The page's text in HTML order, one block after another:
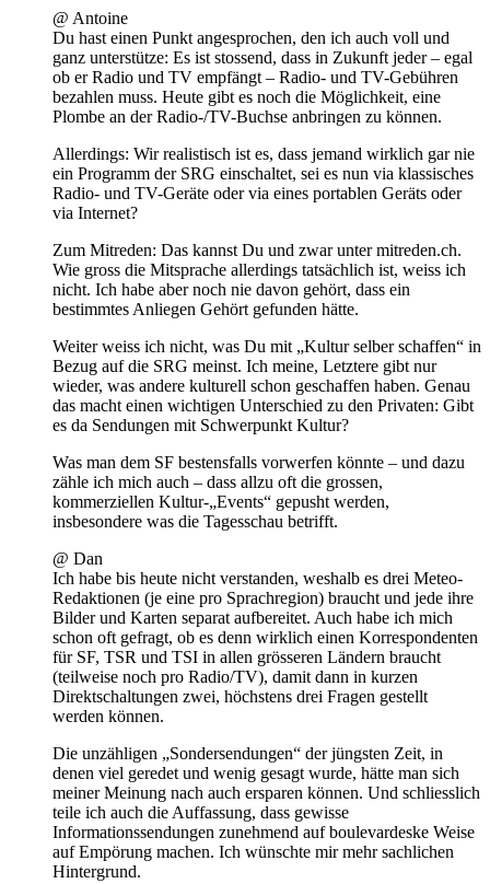
@ Antoine
Du hast einen Punkt angesprochen, den ich auch voll und
ganz unterstütze: Es ist stossend, dass in Zukunft jeder – egal
ob er Radio und TV empfängt – Radio- und TV-Gebühren
bezahlen muss. Heute gibt es noch die Möglichkeit, eine
Plombe an der Radio-/TV-Buchse anbringen zu können.
Allerdings: Wir realistisch ist es, dass jemand wirklich gar nie
ein Programm der SRG einschaltet, sei es nun via klassisches
Radio- und TV-Geräte oder via eines portablen Geräts oder
via Internet?
Zum Mitreden: Das kannst Du und zwar unter mitreden.ch.
Wie gross die Mitsprache allerdings tatsächlich ist, weiss ich
nicht. Ich habe aber noch nie davon gehört, dass ein
bestimmtes Anliegen Gehört gefunden hätte.
Weiter weiss ich nicht, was Du mit „Kultur selber schaffen“ in
Bezug auf die SRG meinst. Ich meine, Letztere gibt nur
wieder, was andere kulturell schon geschaffen haben. Genau
das macht einen wichtigen Unterschied zu den Privaten: Gibt
es da Sendungen mit Schwerpunkt Kultur?
Was man dem SF bestensfalls vorwerfen könnte – und dazu
zähle ich mich auch – dass allzu oft die grossen,
kommerziellen Kultur-„Events“ gepusht werden,
insbesondere was die Tagesschau betrifft.
@ Dan
Ich habe bis heute nicht verstanden, weshalb es drei Meteo-
Redaktionen (je eine pro Sprachregion) braucht und jede ihre
Bilder und Karten separat aufbereitet. Auch habe ich mich
schon oft gefragt, ob es denn wirklich einen Korrespondenten
für SF, TSR und TSI in allen grösseren Ländern braucht
(teilweise noch pro Radio/TV), damit dann in kurzen
Direktschaltungen zwei, höchstens drei Fragen gestellt
werden können.
Die unzähligen „Sondersendungen“ der jüngsten Zeit, in
denen viel geredet und wenig gesagt wurde, hätte man sich
meiner Meinung nach auch ersparen können. Und schliesslich
teile ich auch die Auffassung, dass gewisse
Informationssendungen zunehmend auf boulevardeske Weise
auf Empörung machen. Ich wünschte mir mehr sachlichen
Hintergrund.